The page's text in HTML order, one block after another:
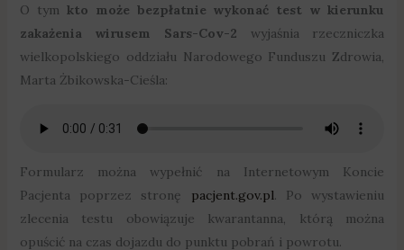
O tym kto może bezpłatnie wykonać test w kierunku
zakażenia wirusem Sars-Cov-2 wyjaśnia rzeczniczka
wielkopolskiego oddziału Narodowego Funduszu Zdrowia,
Marta Żbikowska-Cieśla:
Formularz można wypełnić na Internetowym Koncie
Pacjenta poprzez stronę pacjent.gov.pl. Po wystawieniu
zlecenia testu obowiązuje kwarantanna, którą można
opuścić na czas dojazdu do punktu pobrań i powrotu.